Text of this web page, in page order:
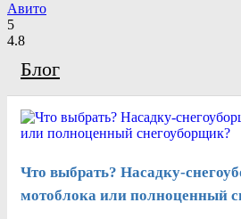
Авито
5
4.8
Блог
Что выбрать? Насадку-
мотоблока или полноценный